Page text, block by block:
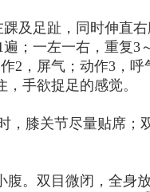
及足趾，同时伸直
遍；一左一右，重复
2，屏气；动作3，呼
手欲捉足的感觉。
，膝关节尽量贴席
腹。双目微闭，全身